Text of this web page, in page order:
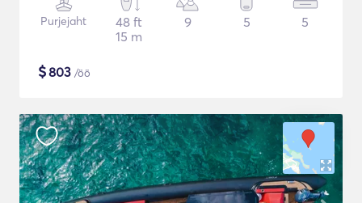
Purjejaht
48 ft
15 m
9 5 5
$803 /öö